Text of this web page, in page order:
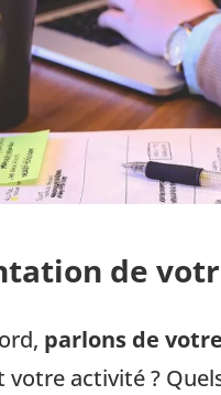
de
parlons de
votre activité ?